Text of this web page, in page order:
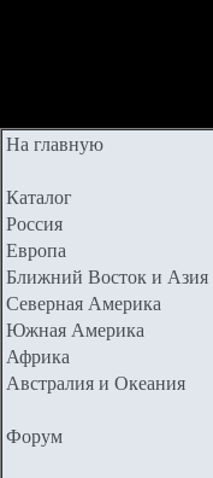
На главную
Каталог
Россия
Европа
Ближний Восток и Азия
Северная Америка
Южная Америка
Африка
Австралия и Океания
Форум